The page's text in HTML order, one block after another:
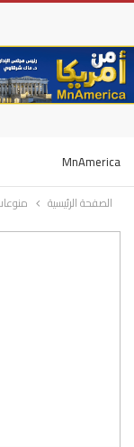
MnAmerica
الصفحة الرئيسية